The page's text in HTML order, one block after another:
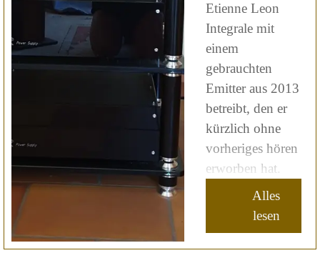
Etienne Leon
Integrale mit
einem
gebrauchten
Emitter aus 2013
betreibt, den er
kürzlich ohne
vorheriges hören
erworben hat.
Alles
lesen